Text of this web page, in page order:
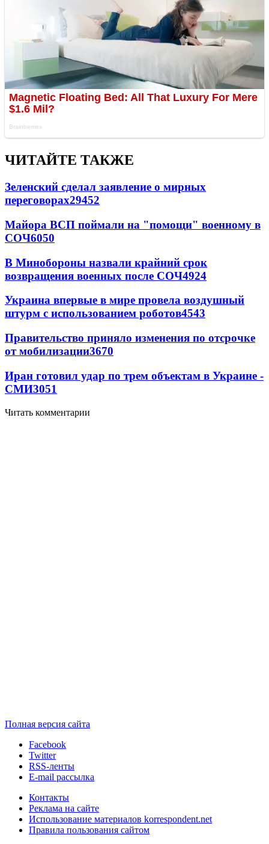
ЧИТАЙТЕ ТАКЖЕ
Зеленский сделал заявление о мирных
переговорах29452
Майора ВСП поймали на "помощи" военному в
СОЧ6050
В Минобороны назвали крайний срок
возвращения военных после СОЧ4924
Украина впервые в мире провела воздушный
штурм с использованием роботов4543
Правительство приняло изменения по отсрочке
от мобилизации3670
Иран готовил удар по трем объектам в Украине -
СМИ3051
Читать комментарии
Полная версия сайта
Facebook
Twitter
RSS-ленты
E-mail рассылка
Контакты
Реклама на сайте
Использование материалов korrespondent.net
Правила пользования сайтом